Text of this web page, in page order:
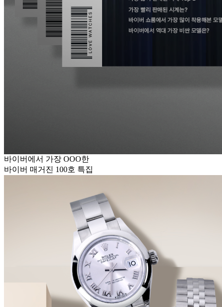
바이버에서 가장 OOO한
바이버 매거진 100호 특집